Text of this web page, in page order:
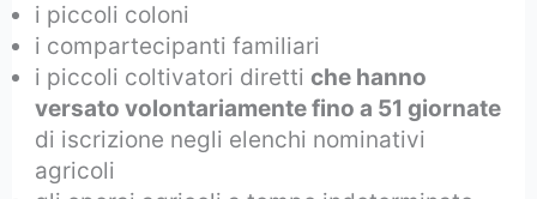
i piccoli coloni
i compartecipanti familiari
i piccoli coltivatori direttiche hanno
versato volontariamente fino a 51 giornate
di iscrizione negli elenchi nominativi
agricoli